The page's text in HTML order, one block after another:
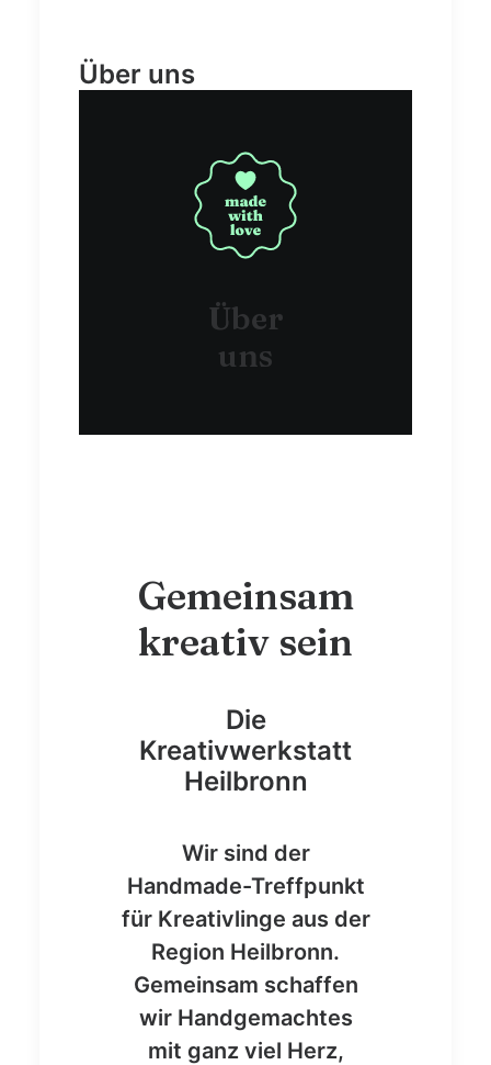
Über uns
Über
uns
Gemeinsam
kreativ sein
Die
Kreativwerkstatt
Heilbronn
Wir sind der
Handmade-Treffpunkt
für Kreativlinge aus der
Region Heilbronn.
Gemeinsam schaffen
wir Handgemachtes
mit ganz viel Herz,